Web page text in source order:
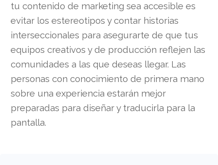
tu contenido de marketing sea accesible es
evitar los estereotipos y contar historias
interseccionales para asegurarte de que tus
equipos creativos y de producción reflejen las
comunidades a las que deseas llegar. Las
personas con conocimiento de primera mano
sobre una experiencia estarán mejor
preparadas para diseñar y traducirla para la
pantalla.